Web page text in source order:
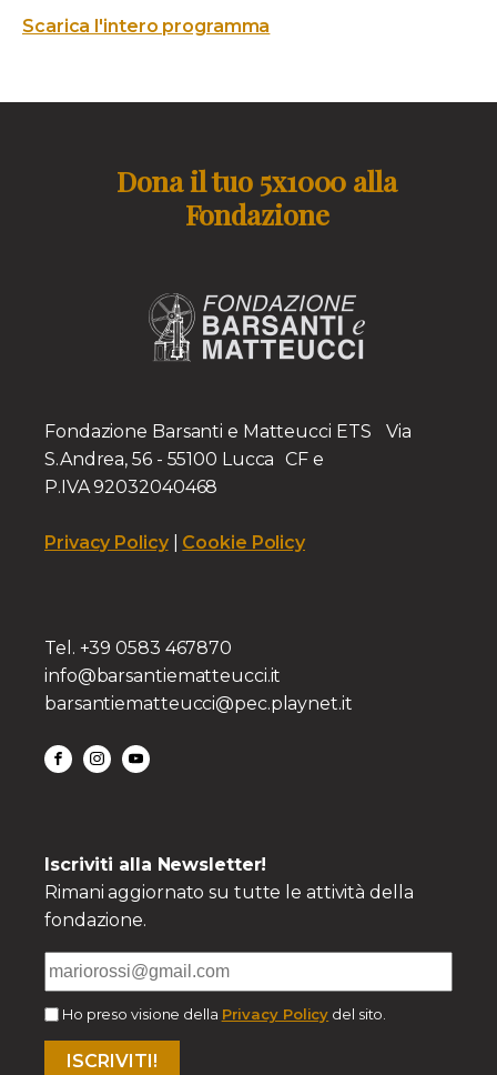
Scarica l'intero programma
Dona il tuo 5x1000 alla
Fondazione
Fondazione Barsanti e Matteucci ETS Via
S.Andrea, 56 - 55100 Lucca CF e
P.IVA 92032040468
Privacy Policy| Cookie Policy
Tel. +39 0583 467870
info@barsantiematteucci.it
barsantiematteucci@pec.playnet.it
Iscriviti alla Newsletter!
Rimani aggiornato su tutte le attività della
fondazione.
Ho preso visione della Privacy Policy del sito.